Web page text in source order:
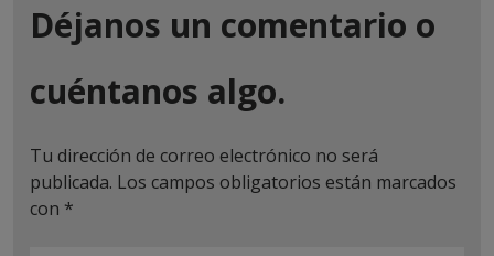
Déjanos un comentario o
cuéntanos algo.
Tu dirección de correo electrónico no será
publicada. Los campos obligatorios están marcados
con *